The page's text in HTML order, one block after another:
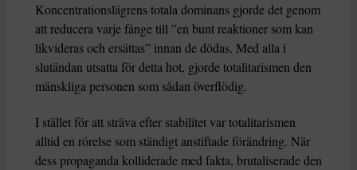
Koncentrationslägrens totala dominans gjorde det genom
att reducera varje fånge till ”en bunt reaktioner som kan
likvideras och ersättas” innan de dödas. Med alla i
slutändan utsatta för detta hot, gjorde totalitarismen den
mänskliga personen som sådan överflödig.
I stället för att sträva efter stabilitet var totalitarismen
alltid en rörelse som ständigt anstiftade förändring. När
dess propaganda kolliderade med fakta, brutaliserade den